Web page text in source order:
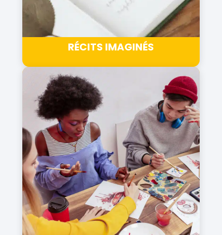
RÉCITS IMAGINÉS